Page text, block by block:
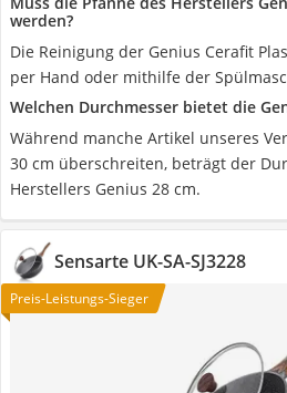
werden?
Die Reinigung der Genius Cerafit
per Hand oder mithilfe der
Welchen Durchmesser bietet die
Während manche Artikel unseres
30 cm überschreiten, beträgt der
Herstellers Genius 28 cm.
Sensarte UK-SA-SJ3228
Preis-Leistungs-Sieger